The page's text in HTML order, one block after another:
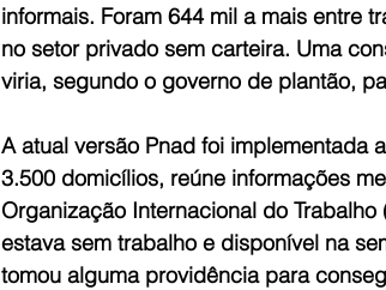
informais. Foram 644 mil a mais entre
no setor privado sem carteira. Uma
viria, segundo o governo de plantão,
A atual versão Pnad foi implementada
3.500 domicílios, reúne informações
Organização Internacional do
estava sem trabalho e disponível na
tomou alguma providência para